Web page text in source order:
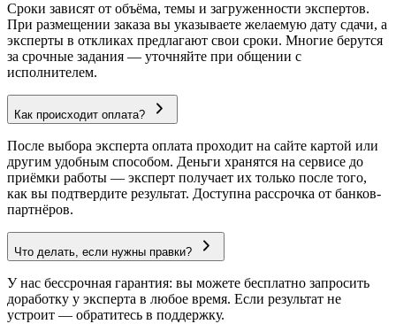
Сроки зависят от объёма, темы и загруженности экспертов.
При размещении заказа вы указываете желаемую дату сдачи, а
эксперты в откликах предлагают свои сроки. Многие берутся
за срочные задания — уточняйте при общении с
исполнителем.
Как происходит оплата?
После выбора эксперта оплата проходит на сайте картой или
другим удобным способом. Деньги хранятся на сервисе до
приёмки работы — эксперт получает их только после того,
как вы подтвердите результат. Доступна рассрочка от банков-
партнёров.
Что делать, если нужны правки?
У нас бессрочная гарантия: вы можете бесплатно запросить
доработку у эксперта в любое время. Если результат не
устроит — обратитесь в поддержку.